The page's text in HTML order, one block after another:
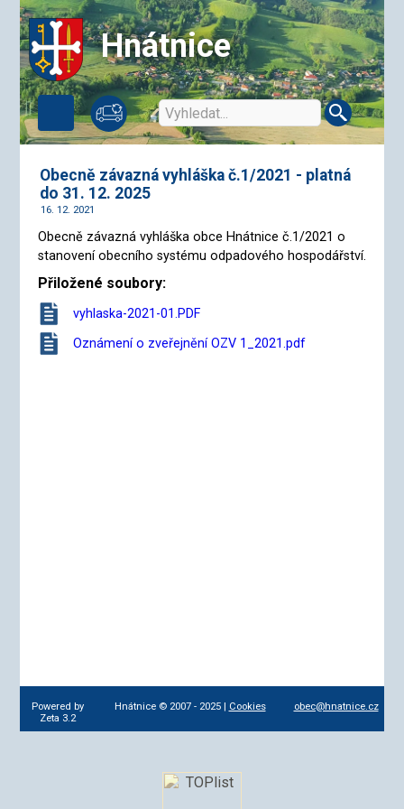
Hnátnice
Obecně závazná vyhláška č.1/2021 - platná
do 31. 12. 2025
16. 12. 2021
Obecně závazná vyhláška obce Hnátnice č.1/2021 o
stanovení obecního systému odpadového hospodářství.
Přiložené soubory:
vyhlaska-2021-01.PDF
Oznámení o zveřejnění OZV 1_2021.pdf
Powered by
Zeta 3.2
Hnátnice © 2007 - 2025 | Cookies obec@hnatnice.cz